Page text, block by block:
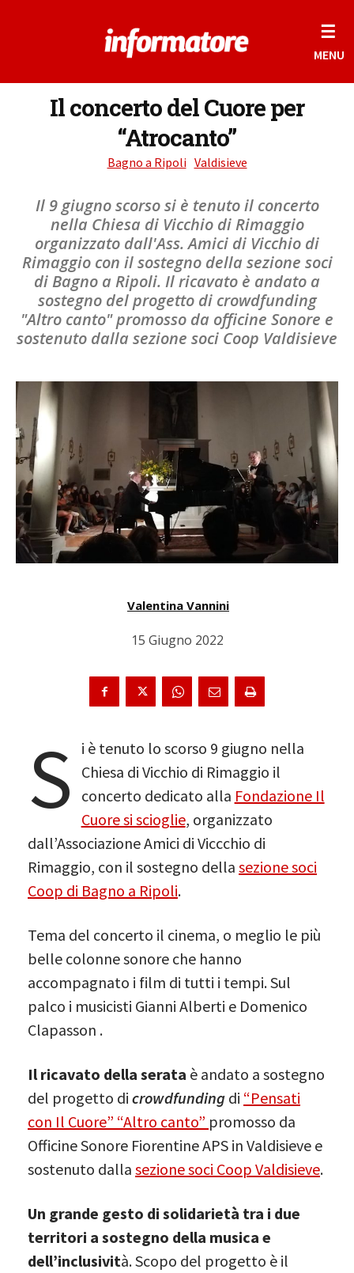
☰
MENU
Il concerto del Cuore per
“Atrocanto”
Bagno a Ripoli Valdisieve
Il 9 giugno scorso si è tenuto il concerto
nella Chiesa di Vicchio di Rimaggio
organizzato dall'Ass. Amici di Vicchio di
Rimaggio con il sostegno della sezione soci
di Bagno a Ripoli. Il ricavato è andato a
sostegno del progetto di crowdfunding
"Altro canto" promosso da officine Sonore e
sostenuto dalla sezione soci Coop Valdisieve
Valentina Vannini
15 Giugno 2022
S
i è tenuto lo scorso 9 giugno nella
Chiesa di Vicchio di Rimaggio il
concerto dedicato alla Fondazione Il
Cuore si scioglie, organizzato
dall’Associazione Amici di Viccchio di
Rimaggio, con il sostegno della sezione soci
Coop di Bagno a Ripoli.
Tema del concerto il cinema, o meglio le più
belle colonne sonore che hanno
accompagnato i film di tutti i tempi. Sul
palco i musicisti Gianni Alberti e Domenico
Clapasson .
Il ricavato della serata è andato a sostegno
del progetto di crowdfunding di “Pensati
con Il Cuore” “Altro canto” promosso da
Officine Sonore Fiorentine APS in Valdisieve e
sostenuto dalla sezione soci Coop Valdisieve.
Un grande gesto di solidarietà tra i due
territori a sostegno della musica e
dell’inclusività. Scopo del progetto è il